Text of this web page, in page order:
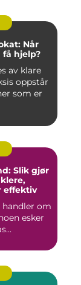
Når
få hjelp?
av klare
oppstår
som er
Slik gjør
effektiv
om
esker